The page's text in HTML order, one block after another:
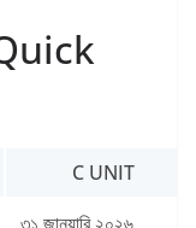
C UNIT